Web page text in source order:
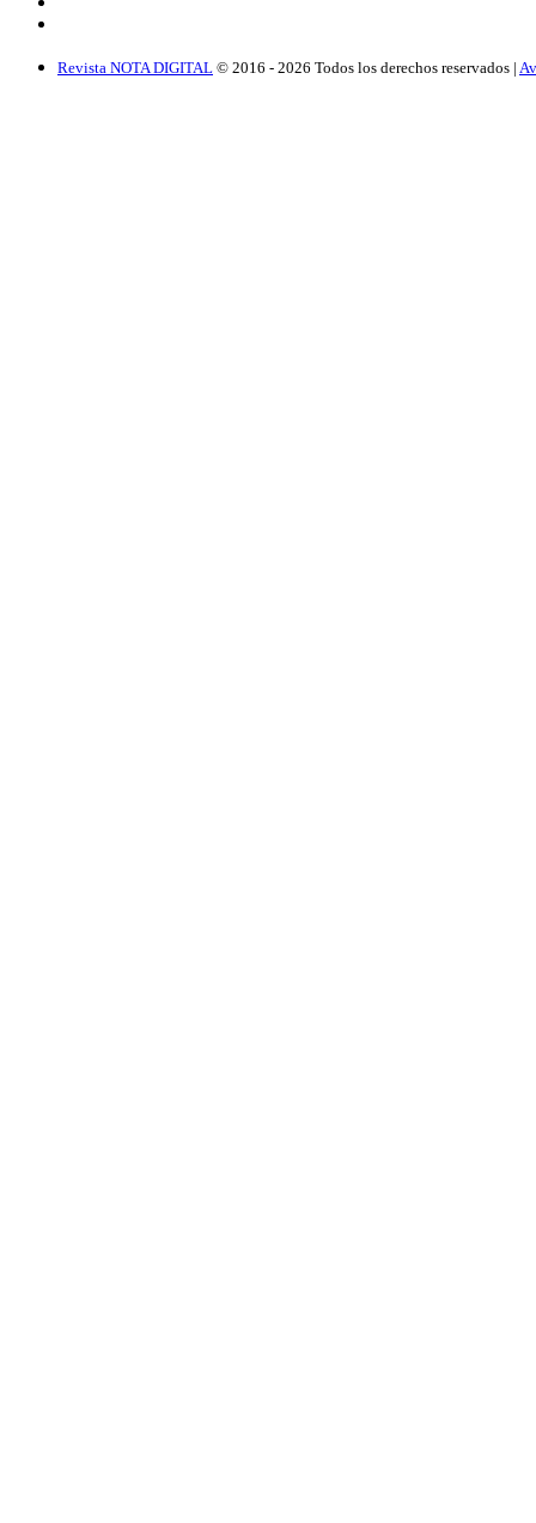
Revista NOTA DIGITAL © 2016 - 2026 Todos los derechos reservados |